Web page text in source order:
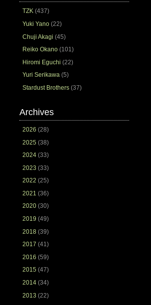
TZK (437)
Yuki Yano (22)
Chuji Akagi (45)
Reiko Okano (101)
Hiromi Eguchi (22)
Yuri Serikawa (5)
Stardust Brothers (37)
Archives
2026 (28)
2025 (38)
2024 (33)
2023 (33)
2022 (25)
2021 (36)
2020 (30)
2019 (49)
2018 (39)
2017 (41)
2016 (59)
2015 (47)
2014 (34)
2013 (22)